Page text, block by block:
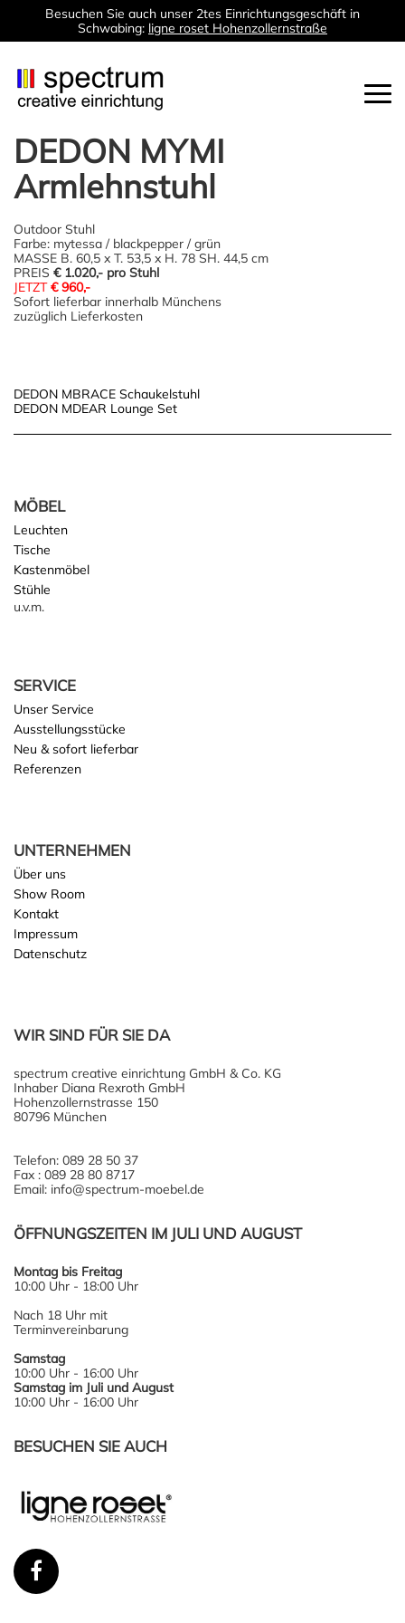
Besuchen Sie auch unser 2tes Einrichtungsgeschäft in
Schwabing: ligne roset Hohenzollernstraße
DEDON MYMI
Armlehnstuhl
Outdoor Stuhl
Farbe: mytessa / blackpepper / grün
MASSE B. 60,5 x T. 53,5 x H. 78 SH. 44,5 cm
PREIS € 1.020,- pro Stuhl
JETZT€ 960,-
Sofort lieferbar innerhalb Münchens
zuzüglich Lieferkosten
Post
navigation
DEDON MBRACE Schaukelstuhl
DEDON MDEAR Lounge Set
MÖBEL
Leuchten
Tische
Kastenmöbel
Stühle
u.v.m.
SERVICE
Unser Service
Ausstellungsstücke
Neu & sofort lieferbar
Referenzen
UNTERNEHMEN
Über uns
Show Room
Kontakt
Impressum
Datenschutz
WIR SIND FÜR SIE DA
spectrum creative einrichtung GmbH & Co. KG
Inhaber Diana Rexroth GmbH
Hohenzollernstrasse 150
80796 München
Telefon: 089 28 50 37
Fax : 089 28 80 8717
Email: info@spectrum-moebel.de
ÖFFNUNGSZEITEN IM JULI UND AUGUST
Montag bis Freitag
10:00 Uhr - 18:00 Uhr
Nach 18 Uhr mit
Terminvereinbarung
Samstag
10:00 Uhr - 16:00 Uhr
Samstag im Juli und August
10:00 Uhr - 16:00 Uhr
BESUCHEN SIE AUCH